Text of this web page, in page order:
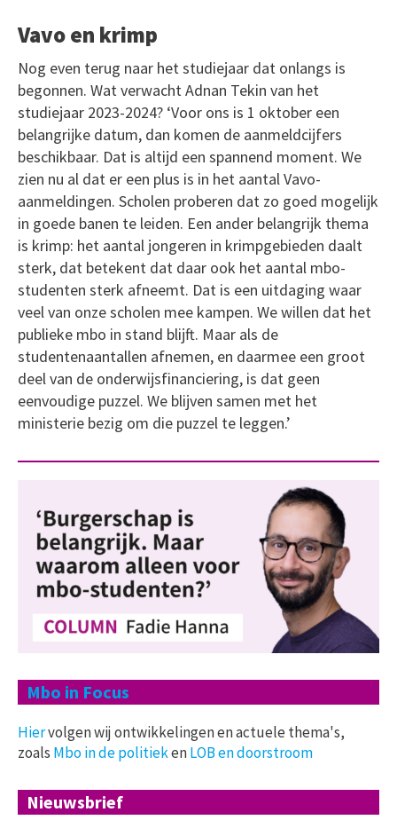
Vavo en krimp
Nog even terug naar het studiejaar dat onlangs is
begonnen. Wat verwacht Adnan Tekin van het
studiejaar 2023-2024? ‘Voor ons is 1 oktober een
belangrijke datum, dan komen de aanmeldcijfers
beschikbaar. Dat is altijd een spannend moment. We
zien nu al dat er een plus is in het aantal Vavo-
aanmeldingen. Scholen proberen dat zo goed mogelijk
in goede banen te leiden. Een ander belangrijk thema
is krimp: het aantal jongeren in krimpgebieden daalt
sterk, dat betekent dat daar ook het aantal mbo-
studenten sterk afneemt. Dat is een uitdaging waar
veel van onze scholen mee kampen. We willen dat het
publieke mbo in stand blijft. Maar als de
studentenaantallen afnemen, en daarmee een groot
deel van de onderwijsfinanciering, is dat geen
eenvoudige puzzel. We blijven samen met het
ministerie bezig om die puzzel te leggen.’
Mbo in Focus
Hiervolgen wij ontwikkelingen en actuele thema's,
zoals Mbo in de politiekenLOB en doorstroom
Nieuwsbrief